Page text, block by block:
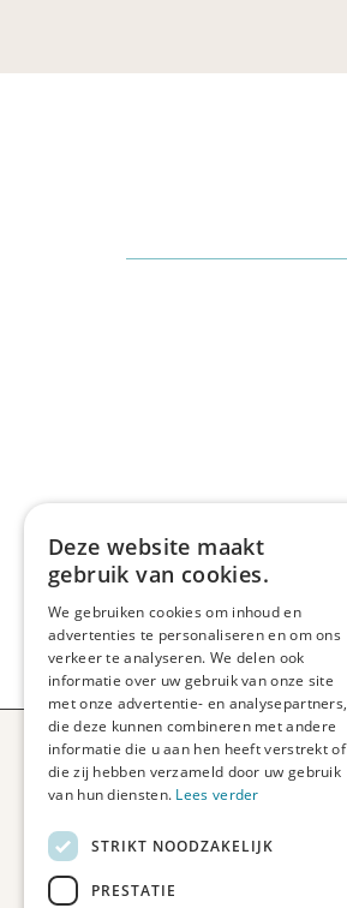
Deze website maakt
gebruik van cookies.
We gebruiken cookies om inhoud en
advertenties te personaliseren en om ons
verkeer te analyseren. We delen ook
informatie over uw gebruik van onze site
met onze advertentie- en analysepartners,
die deze kunnen combineren met andere
informatie die u aan hen heeft verstrekt of
die zij hebben verzameld door uw gebruik
van hun diensten. Lees verder
STRIKT NOODZAKELIJK
PRESTATIE